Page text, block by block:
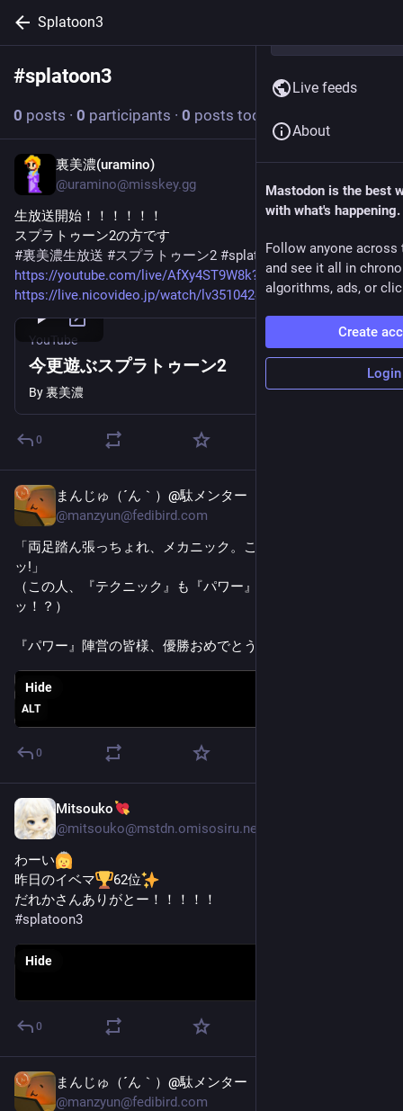
Splatoon3
#splatoon3 Follow hashtag
0 posts · 0 participants · 0 posts today
Jul 26
裏美濃(uramino)
@uramino@misskey.gg
生放送開始！！！！！！
スプラトゥーン2の方です
#裏美濃生放送 #スプラトゥーン2 #splatoon3
https://youtube.com/live/AfXy4ST9W8k?feature=share
https://live.nicovideo.jp/watch/lv351042478
YouTube
今更遊ぶスプラトゥーン2
By裏美濃
0
まんじゅ（´ん｀）@駄メンター
@manzyun@fedibird.com
「両足踏ん張っちょれ、メカニック。これが、パワーじゃ——
ッ!」
（この人、『テクニック』も『パワー』と解釈している——
ッ！？）
『パワー』陣営の皆様、優勝おめでとう！
ALT
Hide
0
Mitsouko
@mitsouko@mstdn.omisosiru.net
わーい
昨日のイベマ
62位
だれかさんありがとー！！！！！
#splatoon3
Hide
0
まんじゅ（´ん｀）@駄メンター
@manzyun@fedibird.com
Live feeds
About
Mastodon is the best
with what's happening.
Follow anyone across
and see it all in
algorithms, ads, or
Create
Login